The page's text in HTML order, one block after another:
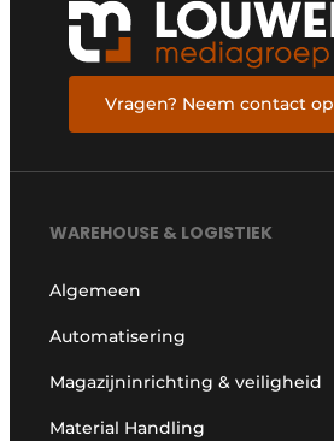
Vragen? Neem contact op
WAREHOUSE & LOGISTIEK
Algemeen
Automatisering
Magazijninrichting & veiligheid
Material Handling